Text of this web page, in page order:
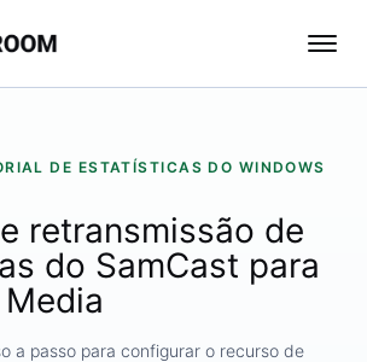
DE ESTATÍSTICAS DO WINDOWS
retransmissão de
do SamCast para
a passo para configurar o recurso de